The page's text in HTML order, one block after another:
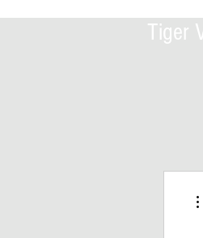
Tiger